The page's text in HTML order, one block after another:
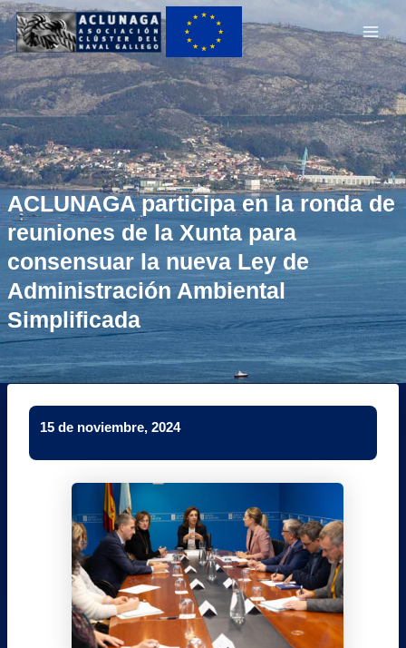
Main
ACLUNAGA participa en la ronda de
reuniones de la Xunta para
consensuar la nueva Ley de
Administración Ambiental
Simplificada
15 de noviembre, 2024